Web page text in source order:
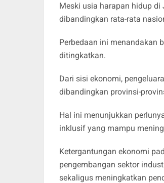
Meski usia harapan hidup
dibandingkan rata-rata
Perbedaan ini menandakan
ditingkatkan.
Dari sisi ekonomi,
dibandingkan provinsi-
Hal ini menunjukkan
inklusif yang mampu
Ketergantungan ekonomi
pengembangan sektor
sekaligus meningkatkan